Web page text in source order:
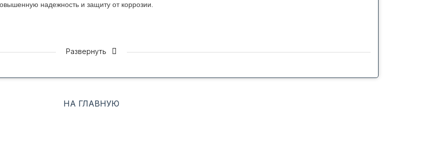
надежность и защиту от коррозии.
глубины корпуса 275 мм, при этом не потерять объем внутреннего бака.
трещины и надежно защищая сталь от коррозии.
стали на основе сплава титана TitaniumHeat является одним из качественных и долговечных
Развернуть
НА ГЛАВНУЮ